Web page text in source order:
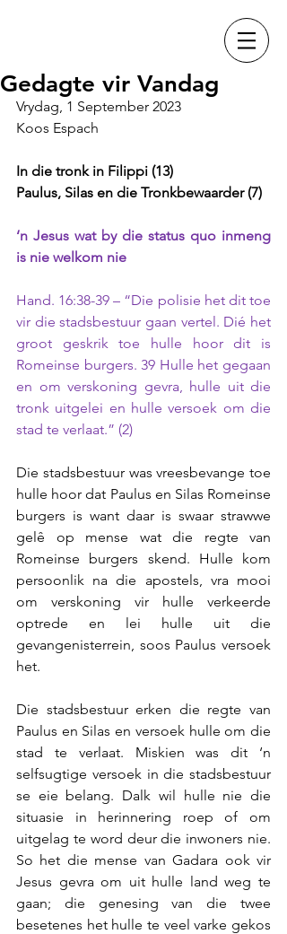
Gedagte vir Vandag
Vrydag, 1 September 2023
Koos Espach
In die tronk in Filippi (13)
Paulus, Silas en die Tronkbewaarder (7)
‘n Jesus wat by die status quo inmeng
is nie welkom nie
Hand. 16:38-39 – “Die polisie het dit toe
vir die stadsbestuur gaan vertel. Dié het
groot geskrik toe hulle hoor dit is
Romeinse burgers. 39 Hulle het gegaan
en om verskoning gevra, hulle uit die
tronk uitgelei en hulle versoek om die
stad te verlaat.” (2)
Die stadsbestuur was vreesbevange toe
hulle hoor dat Paulus en Silas Romeinse
burgers is want daar is swaar strawwe
gelê op mense wat die regte van
Romeinse burgers skend. Hulle kom
persoonlik na die apostels, vra mooi
om verskoning vir hulle verkeerde
optrede en lei hulle uit die
gevangenisterrein, soos Paulus versoek
het.
Die stadsbestuur erken die regte van
Paulus en Silas en versoek hulle om die
stad te verlaat. Miskien was dit ‘n
selfsugtige versoek in die stadsbestuur
se eie belang. Dalk wil hulle nie die
situasie in herinnering roep of om
uitgelag te word deur die inwoners nie.
So het die mense van Gadara ook vir
Jesus gevra om uit hulle land weg te
gaan; die genesing van die twee
besetenes het hulle te veel varke gekos